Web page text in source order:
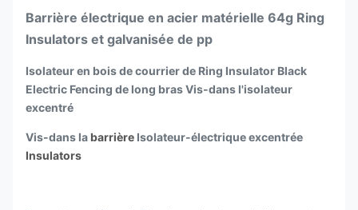
Barrière électrique en acier matérielle 64g Ring
Insulators et galvanisée de pp
Isolateur en bois de courrier de Ring Insulator Black
Electric Fencing de long bras Vis-dans l'isolateur
excentré
Vis-dans la barrière Isolateur-électrique excentrée
Insulators